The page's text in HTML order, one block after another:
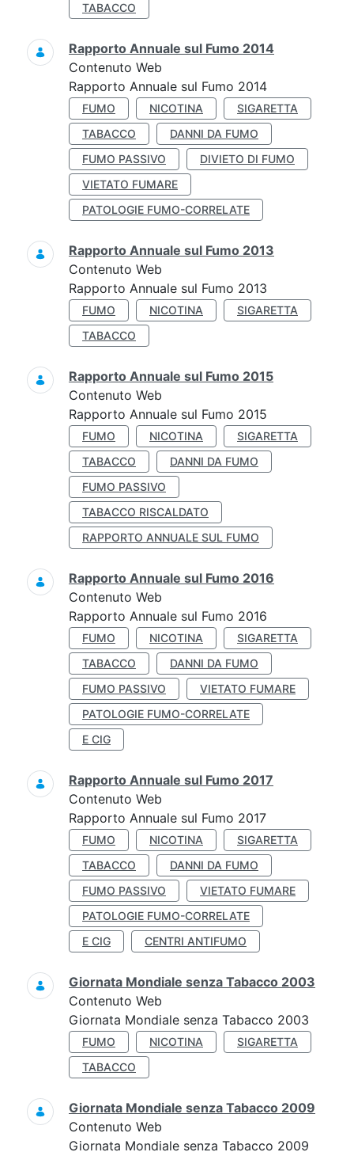
TABACCO
Rapporto Annuale sul Fumo 2014
Contenuto Web
Rapporto Annuale sul Fumo 2014
FUMO NICOTINA
SIGARETTA
TABACCO
DANNI DA FUMO
FUMO PASSIVO
DIVIETO DI FUMO
VIETATO FUMARE
PATOLOGIE FUMO-CORRELATE
Rapporto Annuale sul Fumo 2013
Contenuto Web
Rapporto Annuale sul Fumo 2013
FUMO NICOTINA
SIGARETTA
TABACCO
Rapporto Annuale sul Fumo 2015
Contenuto Web
Rapporto Annuale sul Fumo 2015
FUMO NICOTINA
SIGARETTA
TABACCO
DANNI DA FUMO
FUMO PASSIVO
TABACCO RISCALDATO
RAPPORTO ANNUALE SUL FUMO
Rapporto Annuale sul Fumo 2016
Contenuto Web
Rapporto Annuale sul Fumo 2016
FUMO NICOTINA
SIGARETTA
TABACCO
DANNI DA FUMO
FUMO PASSIVO
VIETATO FUMARE
PATOLOGIE FUMO-CORRELATE
E CIG
Rapporto Annuale sul Fumo 2017
Contenuto Web
Rapporto Annuale sul Fumo 2017
FUMO NICOTINA
SIGARETTA
TABACCO
DANNI DA FUMO
FUMO PASSIVO
VIETATO FUMARE
PATOLOGIE FUMO-CORRELATE
E CIG
CENTRI ANTIFUMO
Giornata Mondiale senza Tabacco 2003
Contenuto Web
Giornata Mondiale senza Tabacco 2003
FUMO NICOTINA
SIGARETTA
TABACCO
Giornata Mondiale senza Tabacco 2009
Contenuto Web
Giornata Mondiale senza Tabacco 2009